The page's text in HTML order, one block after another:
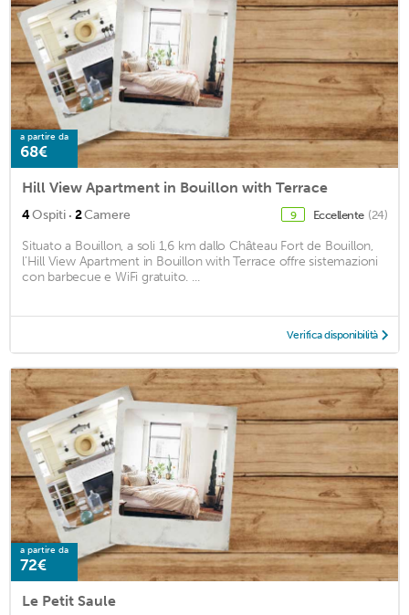
a partire da
68€
Hill View Apartment in Bouillon with Terrace
4Ospiti · 2Camere 9 Eccellente (24)
Situato a Bouillon, a soli 1,6 km dallo Château Fort de Bouillon,
l'Hill View Apartment in Bouillon with Terrace offre sistemazioni
con barbecue e WiFi gratuito. ...
Verifica disponibilità
a partire da
72€
Le Petit Saule